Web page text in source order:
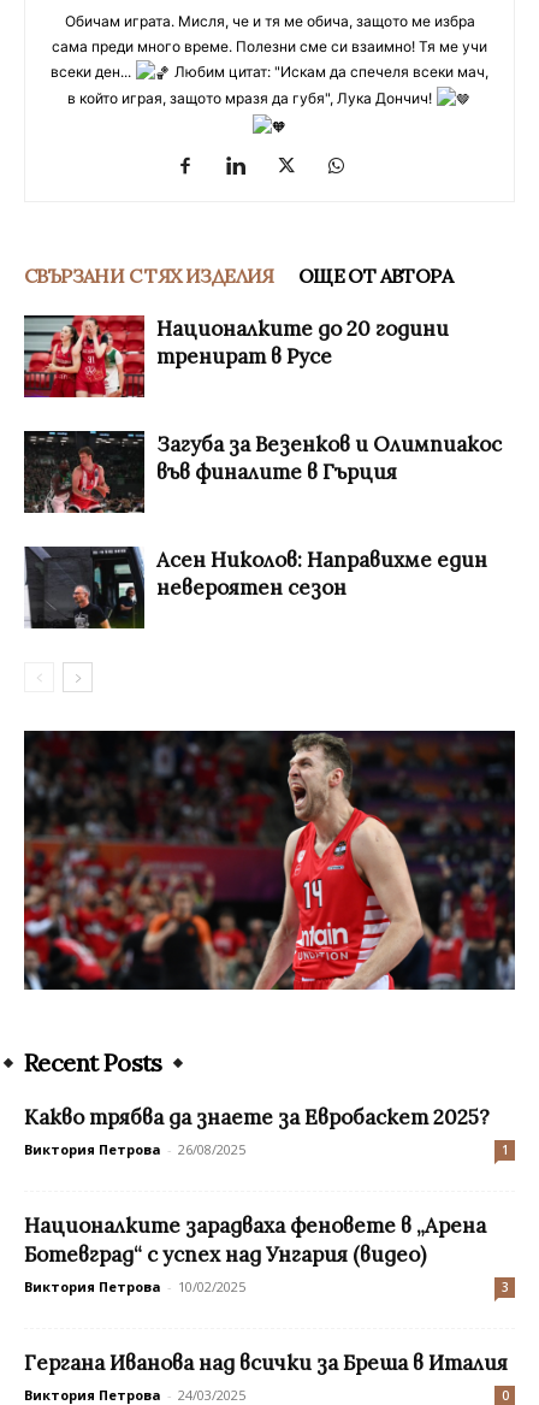
Обичам играта. Мисля, че и тя ме обича, защото ме избра
сама преди много време. Полезни сме си взаимно! Тя ме учи
всеки ден...
Любим цитат: "Искам да спечеля всеки мач,
в който играя, защото мразя да губя", Лука Дончич!
СВЪРЗАНИ С ТЯХ ИЗДЕЛИЯ ОЩЕ ОТ АВТОРА
Националките до 20 години
тренират в Русе
Загуба за Везенков и Олимпиакос
във финалите в Гърция
Асен Николов: Направихме един
невероятен сезон
Recent Posts
Какво трябва да знаете за Евробаскет 2025?
Виктория Петрова - 26/08/2025 1
Националките зарадваха феновете в „Арена
Ботевград“ с успех над Унгария (видео)
Виктория Петрова - 10/02/2025 3
Гергана Иванова над всички за Бреша в Италия
Виктория Петрова - 24/03/2025 0